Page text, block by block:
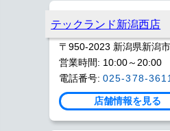
テックランド新潟西店
〒950-2023 新潟県新潟
営業時間: 10:00～20:00
電話番号: 025-378-3611
店舗情報を見る